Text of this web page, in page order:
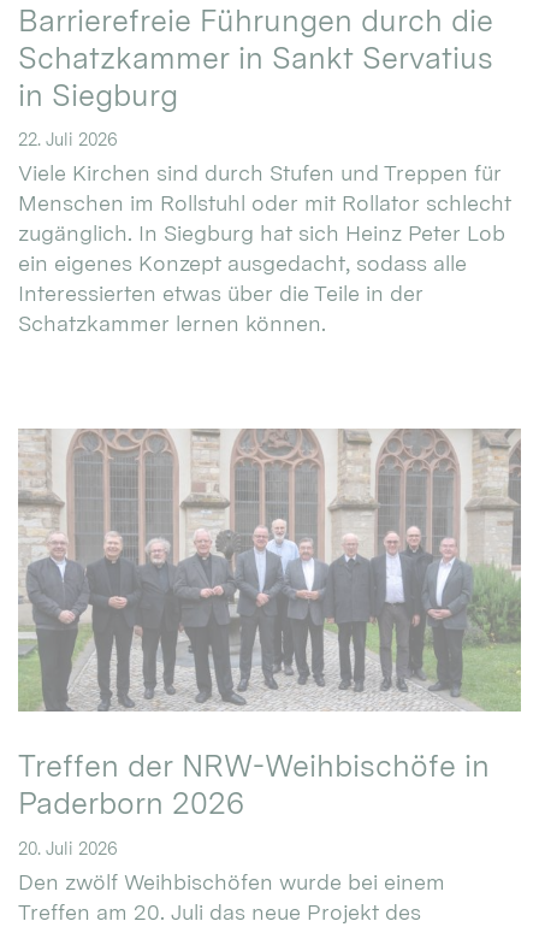
Barrierefreie Führungen durch die
Schatzkammer in Sankt Servatius
in Siegburg
22. Juli 2026
Viele Kirchen sind durch Stufen und Treppen für
Menschen im Rollstuhl oder mit Rollator schlecht
zugänglich. In Siegburg hat sich Heinz Peter Lob
ein eigenes Konzept ausgedacht, sodass alle
Interessierten etwas über die Teile in der
Schatzkammer lernen können.
Treffen der NRW-Weihbischöfe in
Paderborn 2026
20. Juli 2026
Den zwölf Weihbischöfen wurde bei einem
Treffen am 20. Juli das neue Projekt des